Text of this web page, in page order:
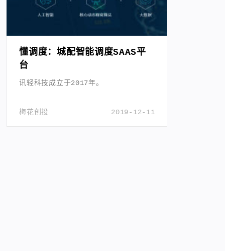
懂调度：城配智能调度SAAS平
台
讯轻科技成立于2017年。
2019-12-11
梅花创投